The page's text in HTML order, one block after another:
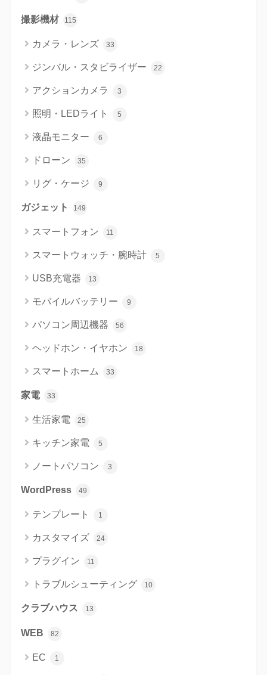
撮影機材 115
カメラ・レンズ 33
ジンバル・スタビライザー 22
アクションカメラ 3
照明・LEDライト 5
液晶モニター 6
ドローン 35
リグ・ケージ 9
ガジェット 149
スマートフォン 11
スマートウォッチ・腕時計 5
USB充電器 13
モバイルバッテリー 9
パソコン周辺機器 56
ヘッドホン・イヤホン 18
スマートホーム 33
家電 33
生活家電 25
キッチン家電 5
ノートパソコン 3
WordPress 49
テンプレート 1
カスタマイズ 24
プラグイン 11
トラブルシューティング 10
クラブハウス 13
WEB 82
EC 1